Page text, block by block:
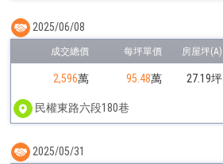
2,596萬 95.48萬 27.19坪
民權東路六段180巷
2025/06/08
2025/05/31